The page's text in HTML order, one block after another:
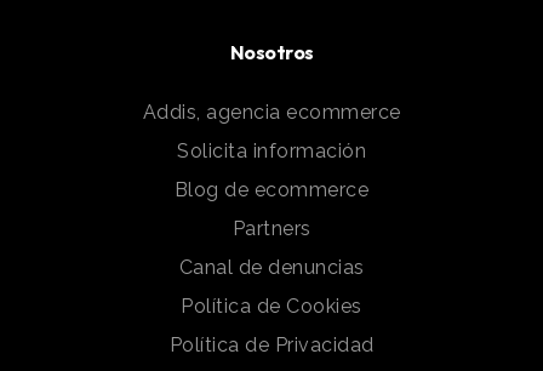
Nosotros
Addis, agencia ecommerce
Solicita información
Blog de ecommerce
Partners
Canal de denuncias
Política de Cookies
Política de Privacidad